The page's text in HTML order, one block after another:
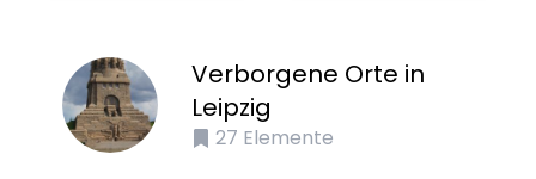
Verborgene Orte in
Leipzig
27 Elemente